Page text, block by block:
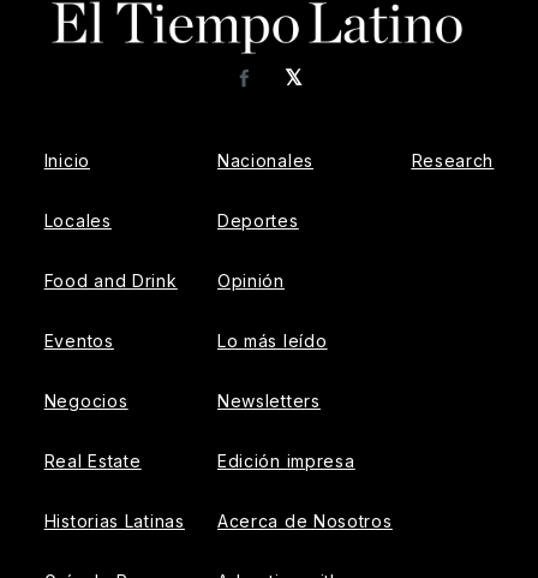
𝕏
Facebook
Inicio
Locales
Food and Drink
Eventos
Negocios
Real Estate
Historias Latinas
Nacionales
Deportes
Opinión
Lo más leído
Newsletters
Edición impresa
Acerca de Nosotros
Research